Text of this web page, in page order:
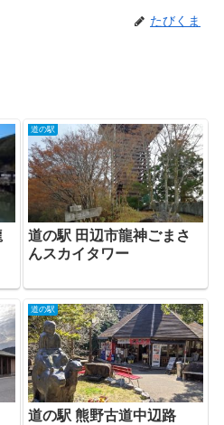
たびくま
道の駅
道の駅 田辺市龍神ごまさ
んスカイタワー
道の駅
道の駅 熊野古道中辺路